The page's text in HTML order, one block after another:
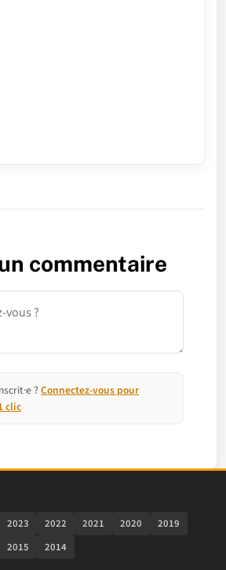
commentaire
? Connectez-vous pour
clic
2023 2022 2021 2020
2019
2015 2014